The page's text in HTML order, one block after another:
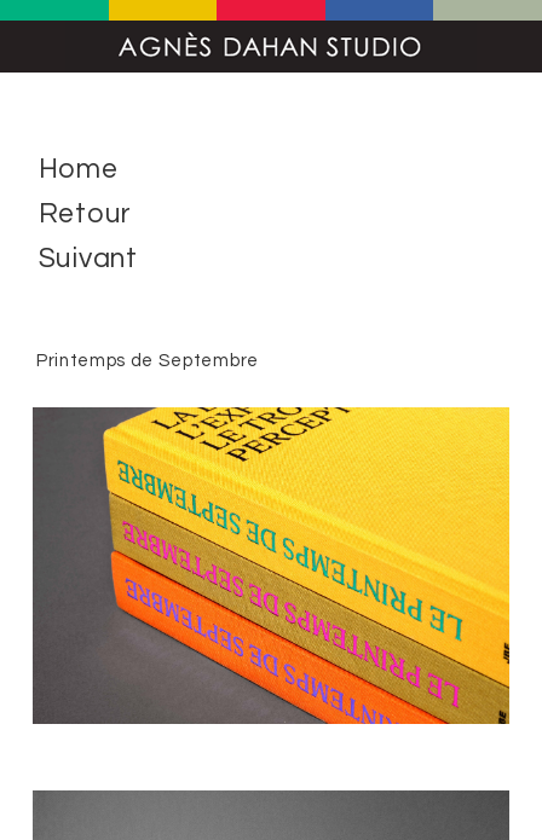
Home
Retour
Suivant
Printemps de Septembre